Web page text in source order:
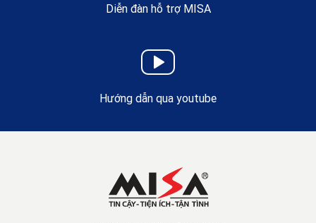
Diễn đàn hỗ trợ MISA
Hướng dẫn qua youtube